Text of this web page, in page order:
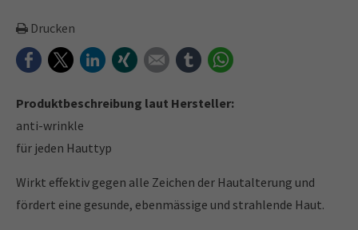
Drucken
FacebookTwitterLinkedInXing E-mail tumblr
Produktbeschreibung laut Hersteller:
anti-wrinkle
für jeden Hauttyp
Wirkt effektiv gegen alle Zeichen der Hautalterung und
fördert eine gesunde, ebenmässige und strahlende Haut.